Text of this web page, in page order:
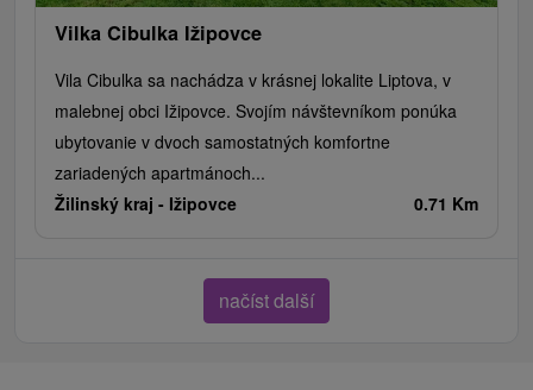
Vilka Cibulka Ižipovce
Vila Cibulka sa nachádza v krásnej lokalite Liptova, v
malebnej obci Ižipovce. Svojím návštevníkom ponúka
ubytovanie v dvoch samostatných komfortne
zariadených apartmánoch...
Žilinský kraj - Ižipovce 0.71 Km
načíst další